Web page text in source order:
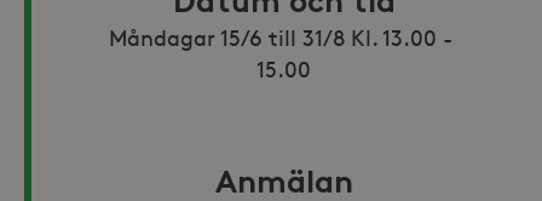
Måndagar 15/6 till 31/8 Kl. 13.00 -
15.00
Anmälan